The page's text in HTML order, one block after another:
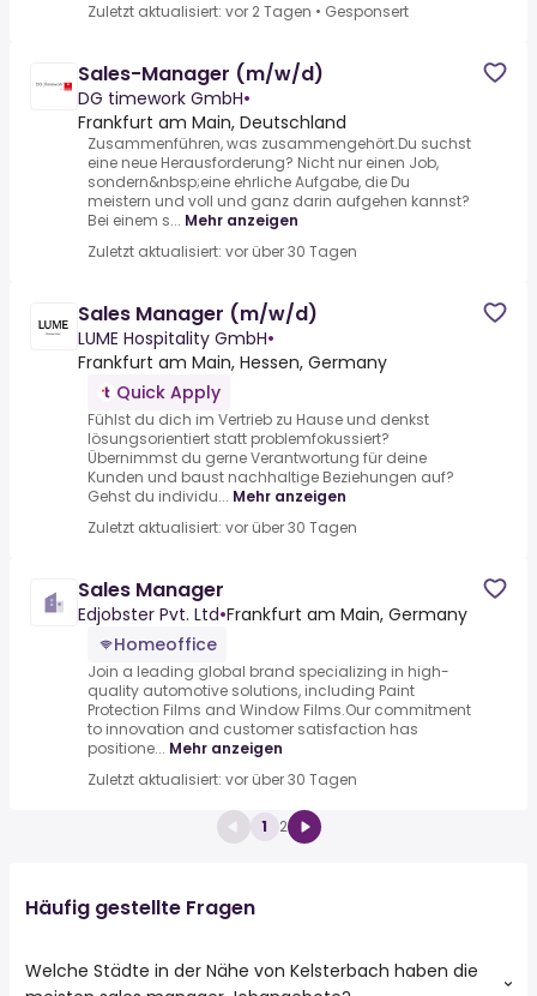
Zuletzt aktualisiert: vor 2 Tagen • Gesponsert
Sales-Manager (m/w/d)
DG timework GmbH•
Frankfurt am Main, Deutschland
Zusammenführen, was zusammengehört.Du suchst
eine neue Herausforderung? Nicht nur einen Job,
sondern&nbsp;eine ehrliche Aufgabe, die Du
meistern und voll und ganz darin aufgehen kannst?
Bei einem s... Mehr anzeigen
Zuletzt aktualisiert: vor über 30 Tagen
Sales Manager (m/w/d)
LUME Hospitality GmbH•
Frankfurt am Main, Hessen, Germany
Quick Apply
Fühlst du dich im Vertrieb zu Hause und denkst
lösungsorientiert statt problemfokussiert?
Übernimmst du gerne Verantwortung für deine
Kunden und baust nachhaltige Beziehungen auf?
Gehst du individu... Mehr anzeigen
Zuletzt aktualisiert: vor über 30 Tagen
Sales Manager
Edjobster Pvt. Ltd•Frankfurt am Main, Germany
Homeoffice
Join a leading global brand specializing in high-
quality automotive solutions, including Paint
Protection Films and Window Films.Our commitment
to innovation and customer satisfaction has
positione... Mehr anzeigen
Zuletzt aktualisiert: vor über 30 Tagen
1 2
Häufig gestellte Fragen
Welche Städte in der Nähe von Kelsterbach haben die